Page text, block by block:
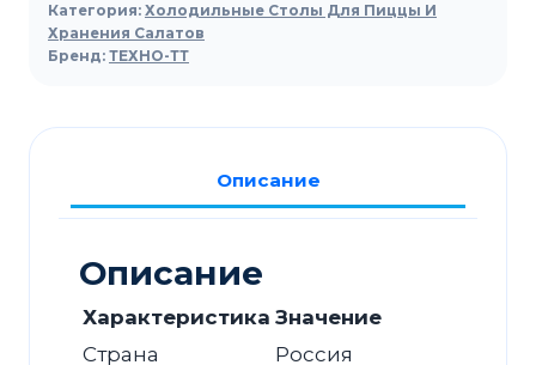
ТЕХНО-
ТТ
С-127/06-
Категория: Холодильные Столы Для Пиццы И
Хранения Салатов
Бренд: ТЕХНО-ТТ
Описание
Описание
Характеристика Значение
Страна
Россия